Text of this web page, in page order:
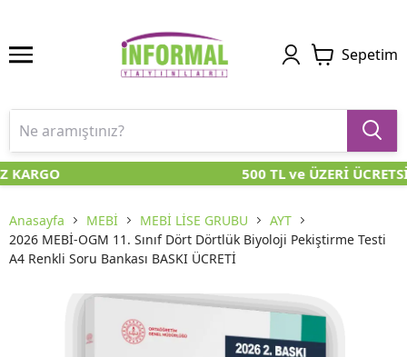
Sepetim
500 TL ve ÜZERİ
Anasayfa MEBİ MEBİ LİSE GRUBU
AYT
2026 MEBİ-OGM 11. Sınıf Dört Dörtlük Biyoloji Pekiştirme Testi
A4 Renkli Soru Bankası BASKI ÜCRETİ